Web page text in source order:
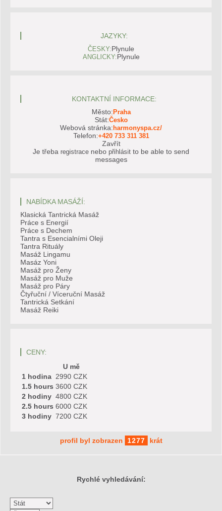
JAZYKY:
ČESKY:Plynule
ANGLICKY:Plynule
KONTAKTNÍ INFORMACE:
Město: Praha
Stát:Česko
Webová stránka: harmonyspa.cz/
Telefon:+420 733 311 381
Zavřít
Je třeba registrace nebo přihlásit to be able to send
messages
NABÍDKA MASÁŽÍ:
Klasická Tantrická Masáž
Práce s Energií
Práce s Dechem
Tantra s Esencialními Oleji
Tantra Rituály
Masáž Lingamu
Masáz Yoni
Masáž pro Ženy
Masáž pro Muže
Masáž pro Páry
Čtyřuční / Víceruční Masáž
Tantrická Setkání
Masáž Reiki
CENY:
U mě
1 hodina 2990 CZK
1.5 hours 3600 CZK
2 hodiny 4800 CZK
2.5 hours 6000 CZK
3 hodiny 7200 CZK
profil byl zobrazen 1277 krát
Rychlé vyhledávání: